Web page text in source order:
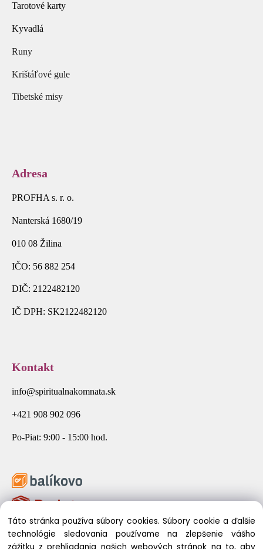
Tarotové karty
Kyvadlá
Runy
Krištáľové gule
Tibetské misy
Adresa
PROFHA s. r. o.
Nanterská 1680/19
010 08 Žilina
IČO: 56 882 254
DIČ: 2122482120
IČ DPH: SK2122482120
Kontakt
info@spiritualnakomnata.sk
+421 908 902 096
Po-Piat: 9:00 - 15:00 hod.
Táto stránka používa súbory cookies. Súbory cookie a ďalšie
technológie sledovania používame na zlepšenie vášho